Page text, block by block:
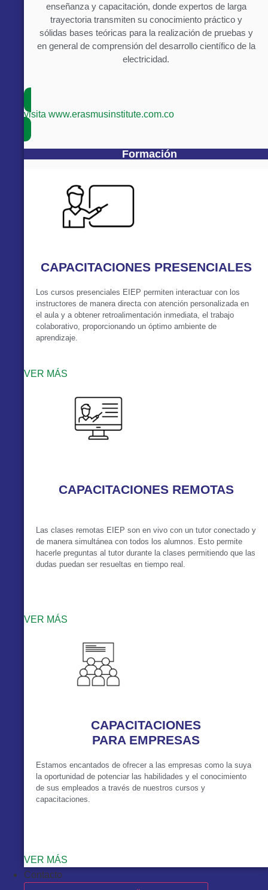
enseñanza y capacitación, donde expertos de larga
trayectoria transmiten su conocimiento práctico y
sólidas bases teóricas para la realización de pruebas y
en general de comprensión del desarrollo científico de la
electricidad.
visita www.erasmusinstitute.com.co
Formación
CAPACITACIONES PRESENCIALES
Los cursos presenciales EIEP permiten interactuar con los
instructores de manera directa con atención personalizada en
el aula y a obtener retroalimentación inmediata, el trabajo
colaborativo, proporcionando un óptimo ambiente de
aprendizaje.
VER MÁS
CAPACITACIONES REMOTAS
Las clases remotas EIEP son en vivo con un tutor conectado y
de manera simultánea con todos los alumnos. Esto permite
hacerle preguntas al tutor durante la clases permitiendo que las
dudas puedan ser resueltas en tiempo real.
VER MÁS
CAPACITACIONES
PARA EMPRESAS
Estamos encantados de ofrecer a las empresas como la suya
la oportunidad de potenciar las habilidades y el conocimiento
de sus empleados a través de nuestros cursos y
capacitaciones.
VER MÁS
Contacto